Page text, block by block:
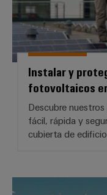
Instalar y
fotovoltaicos
Descubre
fácil, rápida y
cubierta de